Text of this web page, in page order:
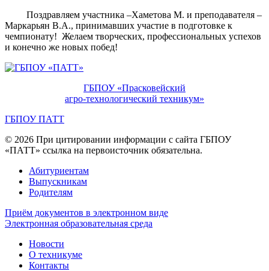
Поздравляем участника –Хаметова М. и преподавателя –
Маркарьян В.А., принимавших участие в подготовке к
чемпионату! Желаем творческих, профессиональных успехов
и конечно же новых побед!
ГБПОУ «Прасковейский
агро-технологический техникум»
ГБПОУ ПАТТ
© 2026 При цитировании информации с сайта ГБПОУ
«ПАТТ» ссылка на первоисточник обязательна.
Абитуриентам
Выпускникам
Родителям
Приём документов в электронном виде
Электронная образовательная среда
Новости
О техникуме
Контакты